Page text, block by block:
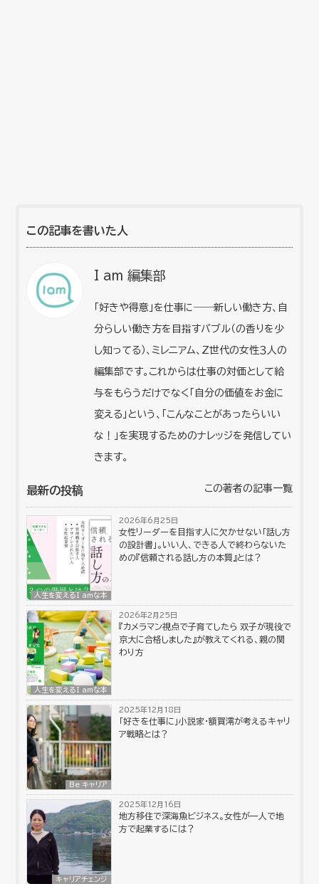
この記事を書いた人
I am 編集部
「好きや得意」を仕事に――新しい働き方、自
分らしい働き方を目指すバブル（の香りを少
し知ってる）、ミレニアム、Z世代の女性３人の
編集部です。これからは仕事の対価として給
与をもらうだけでなく「自分の価値をお金に
変える」という、「こんなことがあったらいい
な！」を実現するためのナレッジを発信してい
きます。
最新の投稿 この著者の記事一覧
人生を変えるI amな本
2026年6月25日
女性リーダーを目指す人に欠かせない「話し方
の設計書」。いい人、できる人で終わらないた
めの『信頼される話し方の本質』とは？
人生を変えるI amな本
2026年2月25日
『カメラマン視点で子育てしたら 双子が現役で
京大に合格しました』が教えてくれる、親の関
わり方
Be キャリア
2025年12月18日
「好きを仕事に」小説家・額賀澪が考えるキャリ
ア戦略とは？
キャリアチェンジ
2025年12月16日
地方移住で深海魚ビジネス。女性が一人で地
方で起業するには？